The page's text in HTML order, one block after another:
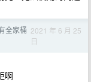
全家桶 2021 年 6 月 25
日
啊